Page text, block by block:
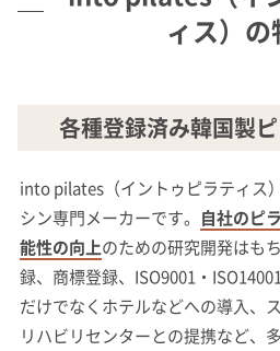
ィス）の
各種登録済み韓国製
into pilates（イントゥピラティス
シン専門メーカーです。 自社のピ
能性の向上のための研究開発はも
録、商標登録、ISO9001・
だけでなくホテルなどへの導入、
リハビリセンターとの提携など、